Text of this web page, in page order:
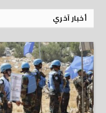
أخبار آخري